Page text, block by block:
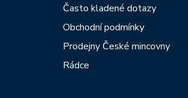
Často kladené dotazy
Obchodní podmínky
Prodejny České mincovny
Rádce